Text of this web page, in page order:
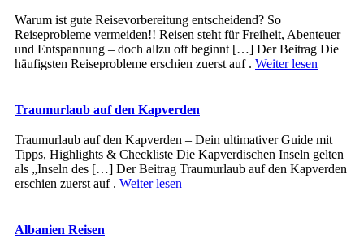
Warum ist gute Reisevorbereitung entscheidend? So
Reiseprobleme vermeiden!! Reisen steht für Freiheit, Abenteuer
und Entspannung – doch allzu oft beginnt […] Der Beitrag Die
häufigsten Reiseprobleme erschien zuerst auf . Weiter lesen
Traumurlaub auf den Kapverden
Traumurlaub auf den Kapverden – Dein ultimativer Guide mit
Tipps, Highlights & Checkliste Die Kapverdischen Inseln gelten
als „Inseln des […] Der Beitrag Traumurlaub auf den Kapverden
erschien zuerst auf . Weiter lesen
Albanien Reisen